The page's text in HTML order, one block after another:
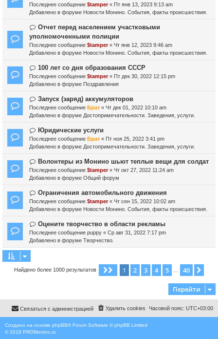
ещ
н
и
е
с
о
б
щ
н
и
е
Последнее сообщение $tamper« Пт янв 13, 2023 9:13 am
Добавлено в форуме Новости Монино. События, факты происшествия.
Н
с
щ
е
Отчет перед населением участковыми
уполномоченными полиции
Последнее сообщение $tamper« Чт янв 12, 2023 9:46 am
Добавлено в форуме Новости Монино. События, факты происшествия.
Н
о
в
е
с
о
б
щ
е
и
е
100 лет со дня образования СССР
Последнее сообщение $tamper« Пт дек 30, 2022 12:15 pm
Добавлено в форуме Поздравления
Н
о
в
е
с
о
б
щ
е
и
е
Запуск (заряд) аккумуляторов
Последнее сообщение Брат « Чт дек 01, 2022 10:10 am
Добавлено в форуме Достопримечательности. Заведения, услуги.
Н
о
в
е
с
о
б
щ
е
и
е
Юридические услуги
Последнее сообщение Брат « Пт ноя 25, 2022 3:41 pm
Добавлено в форуме Достопримечательности. Заведения, услуги.
Н
о
в
е
с
о
б
щ
е
Волонтеры из Монино шьют теплые вещи для солдат
Последнее сообщение $tamper« Чт окт 27, 2022 11:24 am
Добавлено в форуме Общий форум
Н
о
в
е
с
о
е
Ограничения автомобильного движения
Последнее сообщение $tamper« Чт сен 15, 2022 10:02 am
Добавлено в форуме Новости Монино. События, факты происшествия.
Н
о
в
о
е
н
и
е
Оцените творчество в области рекламы
Последнее сообщение puppy « Ср авг 31, 2022 7:17 pm
Добавлено в форуме Творчество.
Найдено более 1000 результатов Страница из 40
1 2 3 4 5 40
Перейти
Часовой пояс: UTC+03:00
Удалить cookies
Связаться с администрацией
Создано на основе phpBB® Forum Software © phpBB Limited
© 2018 PROMonino.ru